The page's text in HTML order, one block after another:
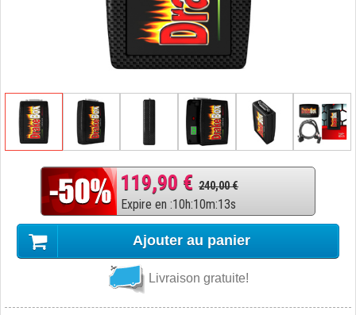
119,90 € 240,00 €
Expire en :10h:10m:12s
Ajouter au panier
Livraison gratuite!